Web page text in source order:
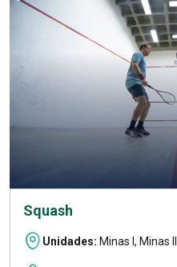
Squash
Unidades: Minas I, Minas II